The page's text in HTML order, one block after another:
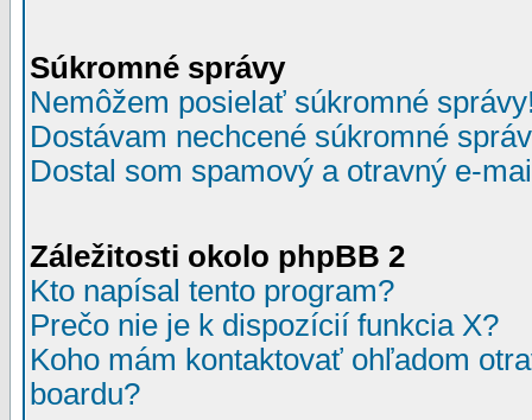
Súkromné správy
Nemôžem posielať súkromné
Dostávam nechcené súkromné
Dostal som spamový a otravný e-
Záležitosti okolo phpBB 2
Kto napísal tento program?
Prečo nie je k dispozícií funkcia X?
Koho mám kontaktovať ohľadom
boardu?